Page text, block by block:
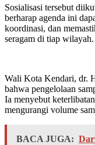
Sosialisasi tersebut
berharap agenda ini
koordinasi, dan
seragam di tiap wilayah.
Wali Kota Kendari, dr.
bahwa pengelolaan
Ia menyebut
mengurangi volume
BACA JUGA: